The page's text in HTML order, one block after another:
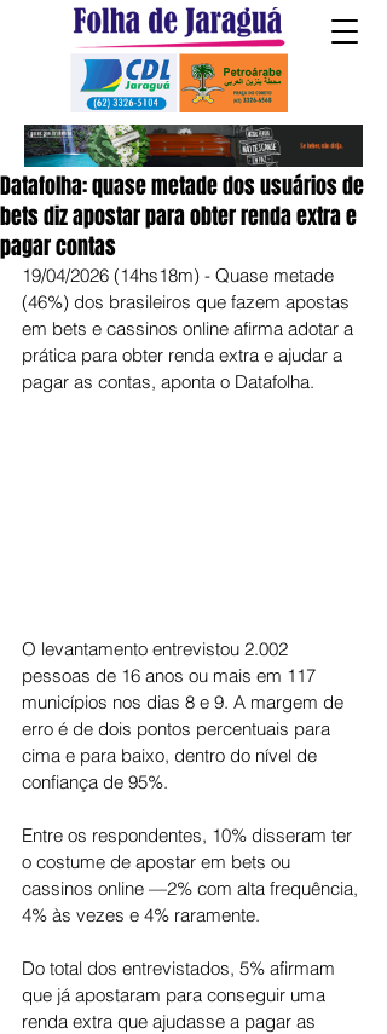
Datafolha: quase metade dos usuários de
bets diz apostar para obter renda extra e
pagar contas
19/04/2026 (14hs18m) - Quase metade
(46%) dos brasileiros que fazem apostas
em bets e cassinos online afirma adotar a
prática para obter renda extra e ajudar a
pagar as contas, aponta o Datafolha.
O levantamento entrevistou 2.002
pessoas de 16 anos ou mais em 117
municípios nos dias 8 e 9. A margem de
erro é de dois pontos percentuais para
cima e para baixo, dentro do nível de
confiança de 95%.
Entre os respondentes, 10% disseram ter
o costume de apostar em bets ou
cassinos online —2% com alta frequência,
4% às vezes e 4% raramente.
Do total dos entrevistados, 5% afirmam
que já apostaram para conseguir uma
renda extra que ajudasse a pagar as